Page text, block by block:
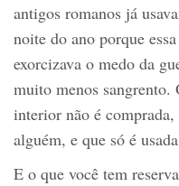
antigos romanos já
noite do ano porque
exorcizava o medo da
muito menos
interior não é
alguém, e que só é
E o que você tem